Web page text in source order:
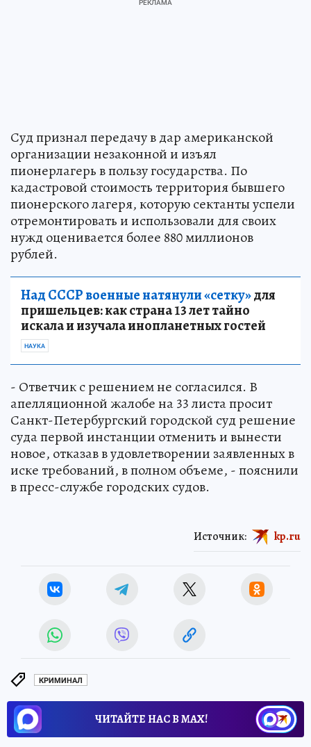
Суд признал передачу в дар американской
организации незаконной и изъял
пионерлагерь в пользу государства. По
кадастровой стоимость территория бывшего
пионерского лагеря, которую сектанты успели
отремонтировать и использовали для своих
нужд оценивается более 880 миллионов
рублей.
Над СССР военные натянули «сетку»для
пришельцев: как страна 13 лет тайно
искала и изучала инопланетных гостей
НАУКА
- Ответчик с решением не согласился. В
апелляционной жалобе на 33 листа просит
Санкт-Петербургский городской суд решение
суда первой инстанции отменить и вынести
новое, отказав в удовлетворении заявленных в
иске требований, в полном объеме, - пояснили
в пресс-службе городских судов.
Источник: kp.ru
КРИМИНАЛ
ЧИТАЙТЕ НАС В МАХ!